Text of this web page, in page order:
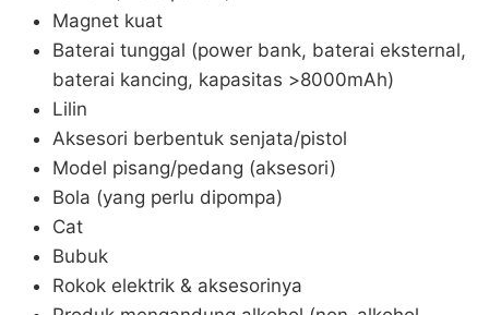
Magnet kuat
Baterai tunggal (power bank, baterai eksternal,
baterai kancing, kapasitas >8000mAh)
Lilin
Aksesori berbentuk senjata/pistol
Model pisang/pedang (aksesori)
Bola (yang perlu dipompa)
Cat
Bubuk
Rokok elektrik & aksesorinya